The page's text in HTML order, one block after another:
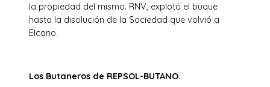
la propiedad del mismo. RNV, explotó el buque
hasta la disolución de la Sociedad que volvió a
Elcano.
Los Butaneros de REPSOL-BUTANO.